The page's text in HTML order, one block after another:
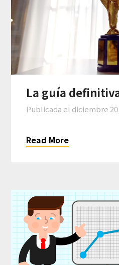
La guía
Publicada el diciembre
Read More